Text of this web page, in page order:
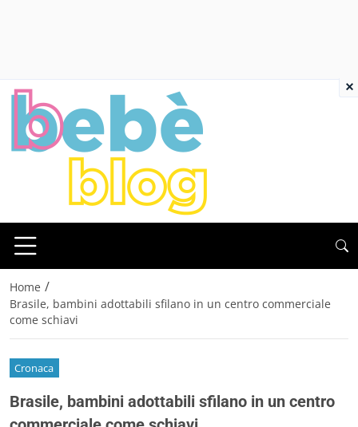
Home /
Brasile, bambini adottabili sfilano in un centro commerciale
come schiavi
Cronaca
Brasile, bambini adottabili sfilano in un centro
×